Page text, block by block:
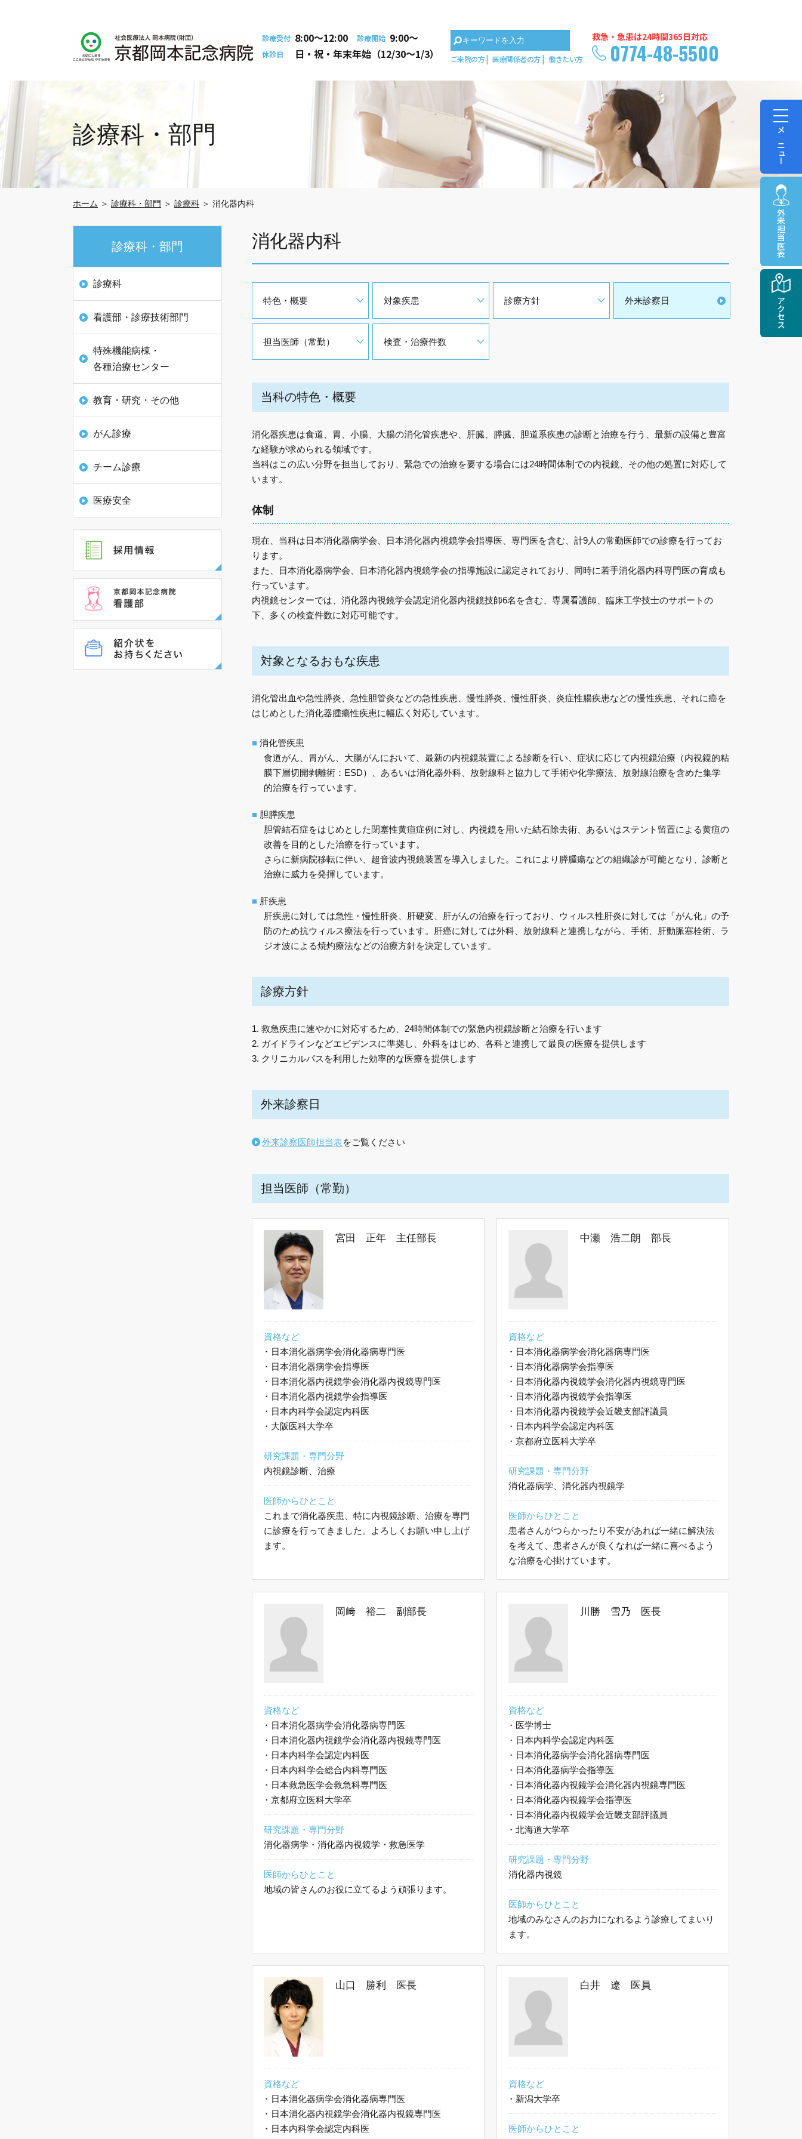
メニュー
外来担当医表
アクセス
診療受付 8:00〜12:00 診療開始 9:00〜
休診日 日・祝・年末年始（12/30～1/3） ご来院の方 医療関係者の方 働きたい方
救急・急患は24時間365日対応
0774-48-5500
診療科・部門
ホーム ＞ 診療科・部門 ＞ 診療科 ＞ 消化器内科
消化器内科
特色・概要 対象疾患 診療方針 外来診察日
担当医師（常勤） 検査・治療件数
当科の特色・概要
消化器疾患は食道、胃、小腸、大腸の消化管疾患や、肝臓、膵臓、胆道系疾患の診断と治療を行う、最新の設備と豊富
な経験が求められる領域です。
当科はこの広い分野を担当しており、緊急での治療を要する場合には24時間体制での内視鏡、その他の処置に対応して
います。
体制
現在、当科は日本消化器病学会、日本消化器内視鏡学会指導医、専門医を含む、計9人の常勤医師での診療を行ってお
ります。
また、日本消化器病学会、日本消化器内視鏡学会の指導施設に認定されており、同時に若手消化器内科専門医の育成も
行っています。
内視鏡センターでは、消化器内視鏡学会認定消化器内視鏡技師6名を含む、専属看護師、臨床工学技士のサポートの
下、 多くの検査件数に対応可能です。
対象となるおもな疾患
消化管出血や急性膵炎、急性胆管炎などの急性疾患、慢性膵炎、慢性肝炎、炎症性腸疾患などの慢性疾患、それに癌を
はじめとした消化器腫瘍性疾患に幅広く対応しています。
■ 消化管疾患
食道がん、胃がん、大腸がんにおいて、最新の内視鏡装置による診断を行い、症状に応じて内視鏡治療（内視鏡的粘
膜下層切開剥離術：ESD）、あるいは消化器外科、放射線科と協力して手術や化学療法、放射線治療を含めた集学
的治療を行っています。
■ 胆膵疾患
胆管結石症をはじめとした閉塞性黄疸症例に対し、内視鏡を用いた結石除去術、あるいはステント留置による黄疸の
改善を目的とした治療を行っています。
さらに新病院移転に伴い、超音波内視鏡装置を導入しました。これにより膵腫瘍などの組織診が可能となり、診断と
治療に威力を発揮しています。
■ 肝疾患
肝疾患に対しては急性・慢性肝炎、肝硬変、肝がんの治療を行っており、ウィルス性肝炎に対しては「がん化」の予
防のため抗ウィルス療法を行っています。肝癌に対しては外科、放射線科と連携しながら、手術、肝動脈塞栓術、ラ
ジオ波による焼灼療法などの治療方針を決定しています。
診療方針
1. 救急疾患に速やかに対応するため、24時間体制での緊急内視鏡診断と治療を行います
2. ガイドラインなどエビデンスに準拠し、外科をはじめ、各科と連携して最良の医療を提供します
3. クリニカルパスを利用した効率的な医療を提供します
外来診察日
外来診察医師担当表をご覧ください
担当医師（常勤）
宮田 正年 主任部長
資格など
・ 日本消化器病学会消化器病専門医
・ 日本消化器病学会指導医
・ 日本消化器内視鏡学会消化器内視鏡専門医
・ 日本消化器内視鏡学会指導医
・ 日本内科学会認定内科医
・ 大阪医科大学卒
研究課題・専門分野
内視鏡診断、治療
医師からひとこと
これまで消化器疾患、特に内視鏡診断、治療を専門
に診療を行ってきました。よろしくお願い申し上げ
ます。
中瀬 浩二朗 部長
資格など
・ 日本消化器病学会消化器病専門医
・ 日本消化器病学会指導医
・ 日本消化器内視鏡学会消化器内視鏡専門医
・ 日本消化器内視鏡学会指導医
・ 日本消化器内視鏡学会近畿支部評議員
・ 日本内科学会認定内科医
・ 京都府立医科大学卒
研究課題・専門分野
消化器病学、消化器内視鏡学
医師からひとこと
患者さんがつらかったり不安があれば一緒に解決法
を考えて、患者さんが良くなれば一緒に喜べるよう
な治療を心掛けています。
岡﨑 裕二 副部長
資格など
・ 日本消化器病学会消化器病専門医
・ 日本消化器内視鏡学会消化器内視鏡専門医
・ 日本内科学会認定内科医
・ 日本内科学会総合内科専門医
・ 日本救急医学会救急科専門医
・ 京都府立医科大学卒
研究課題・専門分野
消化器病学・消化器内視鏡学・救急医学
医師からひとこと
地域の皆さんのお役に立てるよう頑張ります。
川勝 雪乃 医長
資格など
・ 医学博士
・ 日本内科学会認定内科医
・ 日本消化器病学会消化器病専門医
・ 日本消化器病学会指導医
・ 日本消化器内視鏡学会消化器内視鏡専門医
・ 日本消化器内視鏡学会指導医
・ 日本消化器内視鏡学会近畿支部評議員
・ 北海道大学卒
研究課題・専門分野
消化器内視鏡
医師からひとこと
地域のみなさんのお力になれるよう診療してまいり
ます。
山口 勝利 医長
資格など
・ 日本消化器病学会消化器病専門医
・ 日本消化器内視鏡学会消化器内視鏡専門医
・ 日本内科学会認定内科医
白井 遼 医員
資格など
・ 新潟大学卒
医師からひとこと
診療科・部門
診療科
看護部・診療技術部門
特殊機能病棟・
各種治療センター
教育・研究・その他
がん診療
チーム診療
医療安全